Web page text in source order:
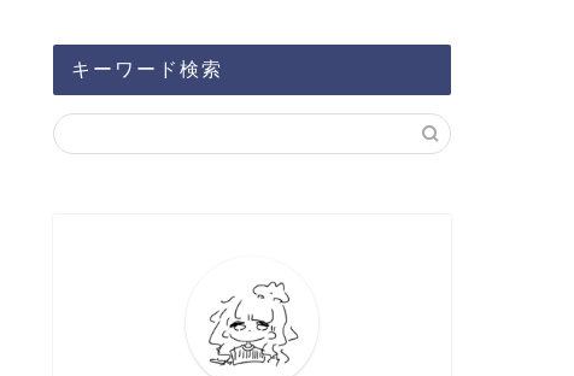
キーワード検索